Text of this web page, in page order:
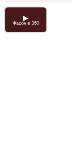
▶
Фасон в 360